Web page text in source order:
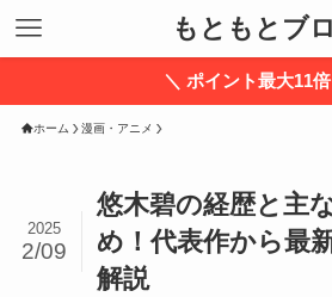
もともとブ
＼ ポイント最大11
ホーム 漫画・アニメ
悠木碧の経歴と主
め！代表作から最
解説
2025
2/09